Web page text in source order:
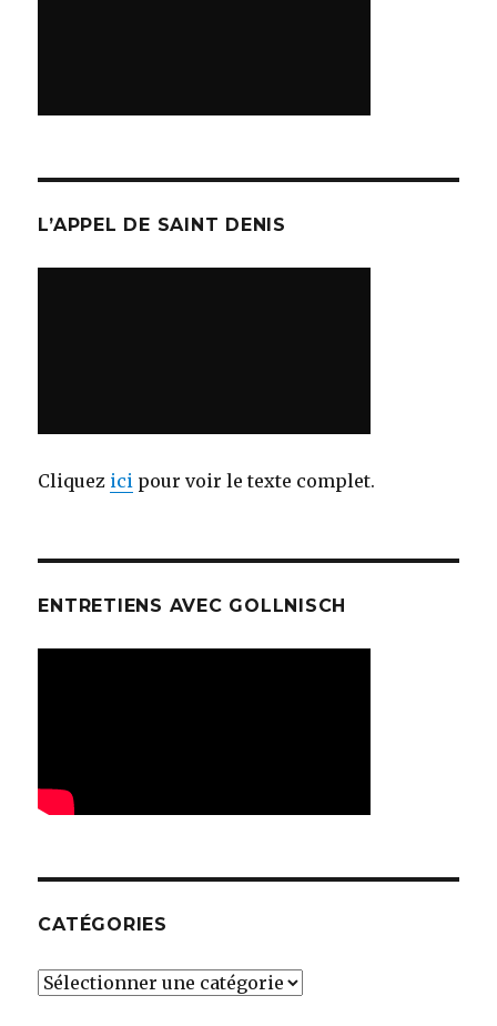
L’APPEL DE SAINT DENIS
Cliquez ici pour voir le texte complet.
ENTRETIENS AVEC GOLLNISCH
CATÉGORIES
Catégories